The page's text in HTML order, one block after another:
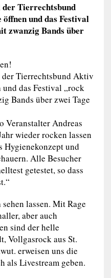
der Tierrechtsbund
und das Festival
zwanzig Bands über
Tierrechtsbund Aktiv
und das Festival „rock
Bands über zwei Tage
Veranstalter Andreas
wieder rocken lassen
Hygienekonzept und
Alle Besucher
getestet, so dass
lassen. Mit Rage
aber auch
sind der helle
Vollgasrock aus St.
erweisen uns die
als Livestream geben.